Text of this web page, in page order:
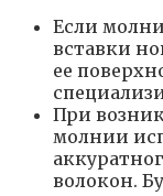
Если
вставки
ее
При
молнии
волокон.